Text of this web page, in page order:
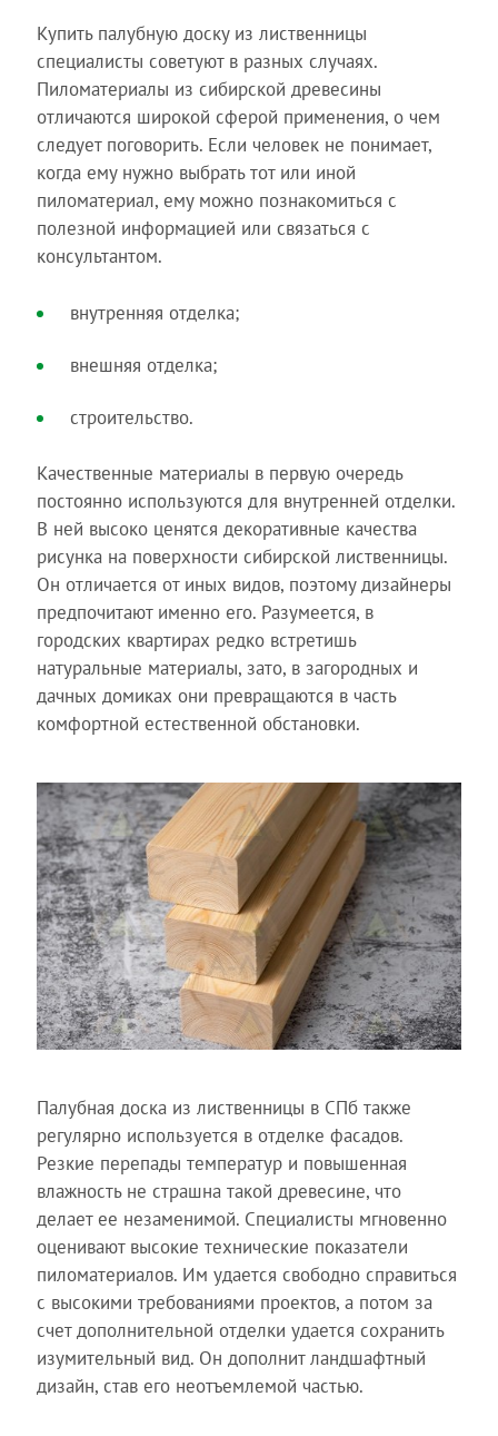
Купить палубную доску из лиственницы
специалисты советуют в разных случаях.
Пиломатериалы из сибирской древесины
отличаются широкой сферой применения, о чем
следует поговорить. Если человек не понимает,
когда ему нужно выбрать тот или иной
пиломатериал, ему можно познакомиться с
полезной информацией или связаться с
консультантом.
внутренняя отделка;
внешняя отделка;
строительство.
Качественные материалы в первую очередь
постоянно используются для внутренней отделки.
В ней высоко ценятся декоративные качества
рисунка на поверхности сибирской лиственницы.
Он отличается от иных видов, поэтому дизайнеры
предпочитают именно его. Разумеется, в
городских квартирах редко встретишь
натуральные материалы, зато, в загородных и
дачных домиках они превращаются в часть
комфортной естественной обстановки.
Палубная доска из лиственницы в СПб также
регулярно используется в отделке фасадов.
Резкие перепады температур и повышенная
влажность не страшна такой древесине, что
делает ее незаменимой. Специалисты мгновенно
оценивают высокие технические показатели
пиломатериалов. Им удается свободно справиться
с высокими требованиями проектов, а потом за
счет дополнительной отделки удается сохранить
изумительный вид. Он дополнит ландшафтный
дизайн, став его неотъемлемой частью.